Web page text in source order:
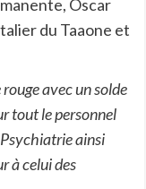
Oscar
du Taaone et
avec un solde
tout le personnel
Psychiatrie ainsi
à celui des